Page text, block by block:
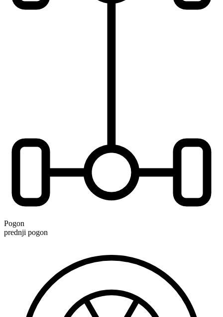
Pogon
prednji pogon